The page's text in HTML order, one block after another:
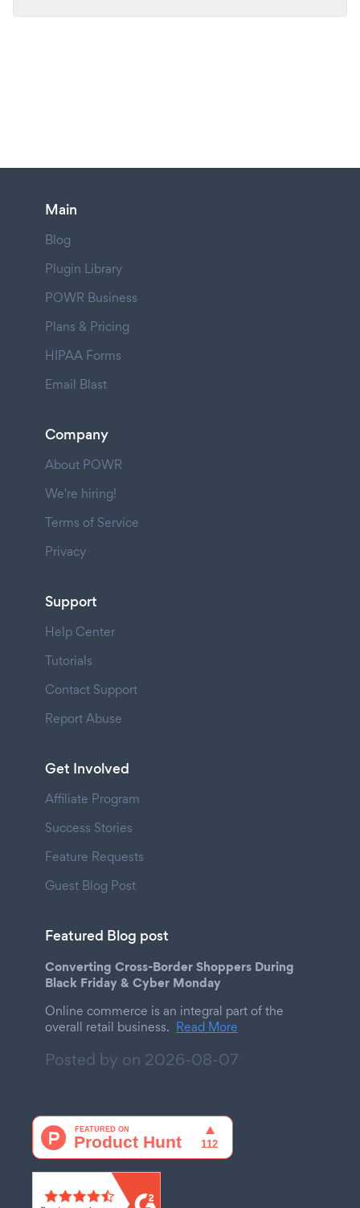
Main
Blog
Plugin Library
POWR Business
Plans & Pricing
HIPAA Forms
Email Blast
Company
About POWR
We're hiring!
Terms of Service
Privacy
Support
Help Center
Tutorials
Contact Support
Report Abuse
Get Involved
Affiliate Program
Success Stories
Feature Requests
Guest Blog Post
Featured Blog post
Converting Cross-Border Shoppers During
Black Friday & Cyber Monday
Online commerce is an integral part of the
overall retail business. Read More
Posted by on 2026-08-07